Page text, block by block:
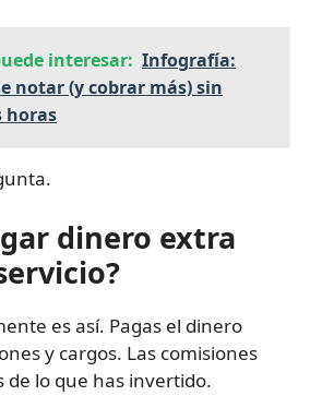
interesar: Infografía:
notar (y cobrar más) sin
horas
dinero extra
es así. Pagas el dinero
y cargos. Las comisiones
de lo que has invertido.